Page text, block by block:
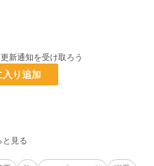
新通知を受け取ろう
入り追加
。お前のような女、翻訳官も婚約者も